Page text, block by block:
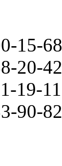
15-68
20-42
19-11
90-82